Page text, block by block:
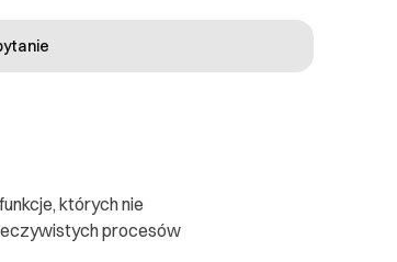
których nie
procesów